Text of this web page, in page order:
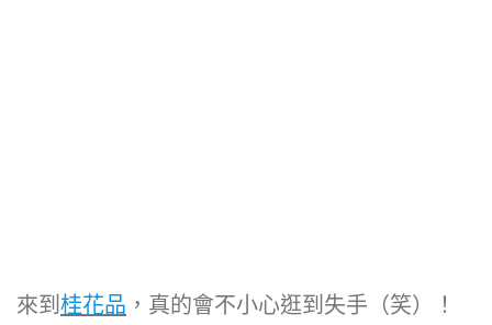
來到 桂花品 ，真的會不小心逛到失手（笑）！